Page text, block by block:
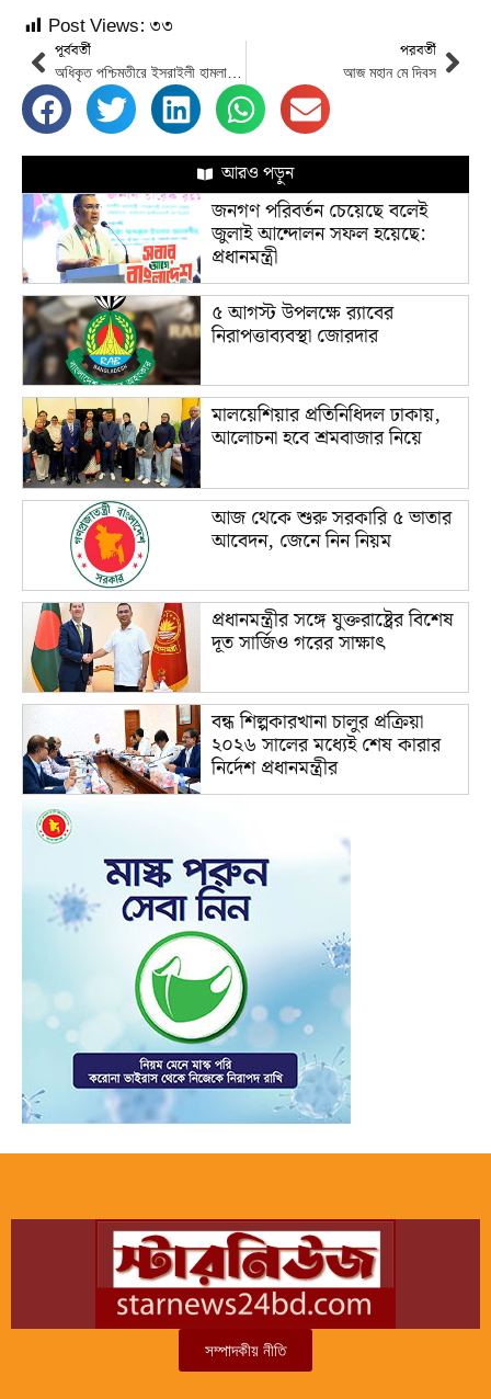
Post Views:৩৩
পূর্ববর্তী পরবর্তী
আজ মহান মে দিবস
আরও পড়ুন
জনগণ পরিবর্তন চেয়েছে বলেই
জুলাই আন্দোলন সফল হয়েছে:
প্রধানমন্ত্রী
৫ আগস্ট উপলক্ষে র‌্যাবের
নিরাপত্তাব্যবস্থা জোরদার
মালয়েশিয়ার প্রতিনিধিদল ঢাকায়,
আলোচনা হবে শ্রমবাজার নিয়ে
আজ থেকে শুরু সরকারি ৫ ভাতার
আবেদন, জেনে নিন নিয়ম
প্রধানমন্ত্রীর সঙ্গে যুক্তরাষ্ট্রের বিশেষ
দূত সার্জিও গরের সাক্ষাৎ
বন্ধ শিল্পকারখানা চালুর প্রক্রিয়া
২০২৬ সালের মধ্যেই শেষ কারার
নির্দেশ প্রধানমন্ত্রীর
সম্পাদকীয় নীতি